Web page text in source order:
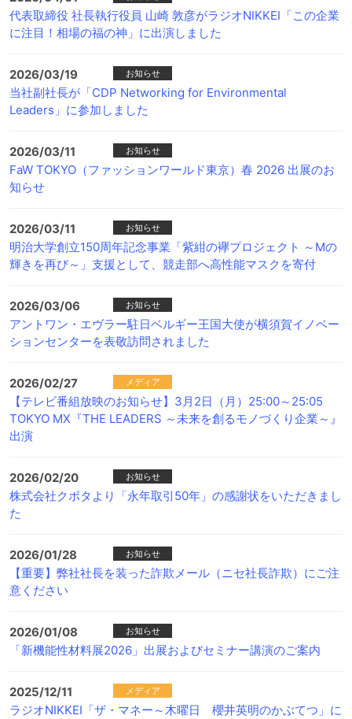
代表取締役 社長執行役員 山崎 敦彦がラジオNIKKEI「この企業
に注目！相場の福の神」に出演しました
2026/03/19 お知らせ
当社副社長が「CDP Networking for Environmental
Leaders」に参加しました
2026/03/11 お知らせ
FaW TOKYO（ファッションワールド東京）春 2026 出展のお
知らせ
2026/03/11 お知らせ
明治大学創立150周年記念事業「紫紺の襷プロジェクト ～Mの
輝きを再び～」支援として、競走部へ高性能マスクを寄付
2026/03/06 お知らせ
アントワン・エヴラー駐日ベルギー王国大使が横須賀イノベー
ションセンターを表敬訪問されました
2026/02/27 メディア
【テレビ番組放映のお知らせ】3月2日（月）25:00～25:05
TOKYO MX『THE LEADERS ～未来を創るモノづくり企業～』
出演
2026/02/20 お知らせ
株式会社クボタより「永年取引50年」の感謝状をいただきまし
た
2026/01/28 お知らせ
【重要】弊社社長を装った詐欺メール（ニセ社長詐欺）にご注
意ください
2026/01/08 お知らせ
「新機能性材料展2026」出展およびセミナー講演のご案内
2025/12/11 メディア
ラジオNIKKEI「ザ・マネー～木曜日 櫻井英明のかぶてつ」に